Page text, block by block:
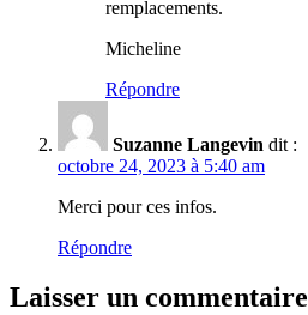
remplacements.
Micheline
Répondre
Suzanne Langevin dit :
octobre 24, 2023 à 5:40 am
Merci pour ces infos.
Répondre
Laisser un commentaire